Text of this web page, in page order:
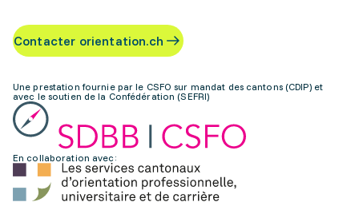
Contacter orientation.ch
Une prestation fournie par le CSFO sur mandat des cantons (CDIP) et
avec le soutien de la Confédération (SEFRI)
En collaboration avec: